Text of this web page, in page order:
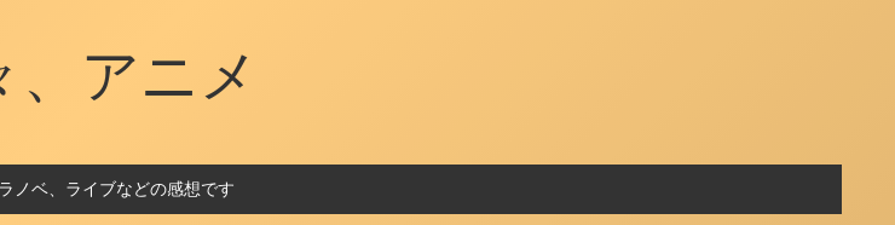
、アニメ
ノベ、ライブなどの感想です